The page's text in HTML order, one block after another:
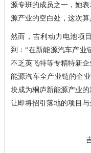
源专班的成员之一，她
源产业的空白处，这次算
然而，吉利动力电池项
到：“在新能源汽车产业
不乏英飞特等专精特新
能源汽车全产业链的企
块成为桐庐新能源产业
让即将招引落地的项目与